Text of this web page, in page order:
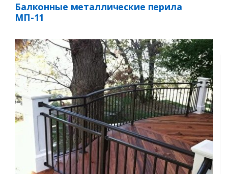
Балконные металлические перила
МП-11